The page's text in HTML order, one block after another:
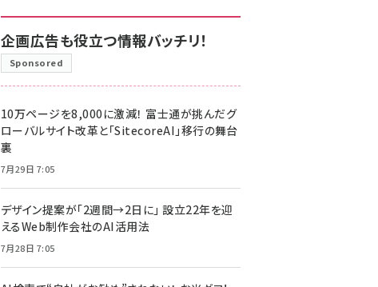
企画広告も役立つ情報バッチリ！
Sponsored
10万ページを8,000に激減！ 富士通が挑んだグ
ローバルサイト改革と「SitecoreAI」移行の舞台
裏
7月29日 7:05
デザイン提案が「2週間→2日に」 設立22年を迎
えるWeb制作会社のAI活用法
7月28日 7:05